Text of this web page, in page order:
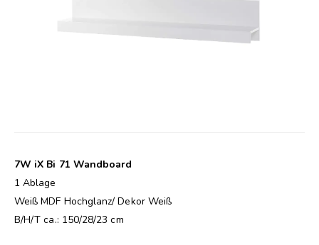
7W iX Bi 71 Wandboard
1 Ablage
Weiß MDF Hochglanz/ Dekor Weiß
B/H/T ca.: 150/28/23 cm